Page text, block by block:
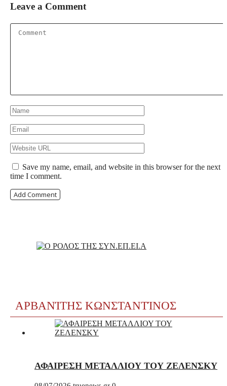
Leave a Comment
Save my name, email, and website in this browser for the next
time I comment.
ΑΡΒΑΝΊΤΗΣ ΚΩΝΣΤΑΝΤΊΝΟΣ
ΑΦΑΙΡΕΣΗ ΜΕΤΑΛΛΙΟΥ ΤΟΥ ΖΕΛΕΝΣΚΥ